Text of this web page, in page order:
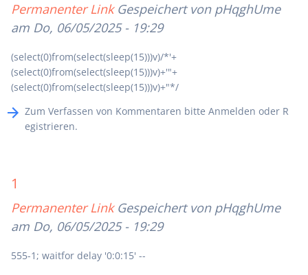
Permanenter Link Gespeichert von pHqghUme
am Do, 06/05/2025 - 19:29
(select(0)from(select(sleep(15)))v)/*'+
(select(0)from(select(sleep(15)))v)+'"+
(select(0)from(select(sleep(15)))v)+"*/
Zum Verfassen von Kommentaren bitte Anmelden oder R
egistrieren.
1
Permanenter Link Gespeichert von pHqghUme
am Do, 06/05/2025 - 19:29
555-1; waitfor delay '0:0:15' --